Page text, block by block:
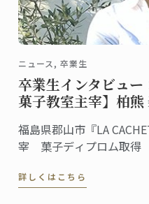
ニュース, 卒業生
卒業生インタビュ
菓子教室主宰】柏熊
福島県郡山市『LA
宰 菓子ディプロム取得
詳しくはこちら